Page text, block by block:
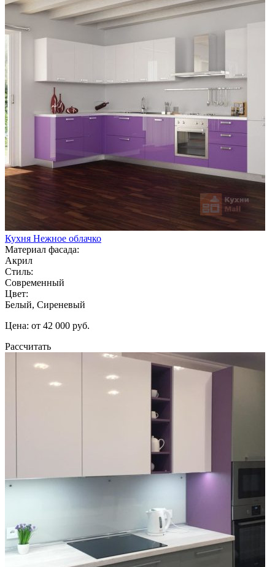
Кухня Нежное облачко
Материал фасада:
Акрил
Стиль:
Современный
Цвет:
Белый, Сиреневый
Цена: от 42 000 руб.
Рассчитать